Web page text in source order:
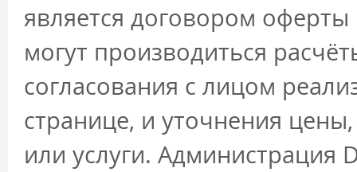
является договором
могут производиться
согласования с лицом
странице, и уточнения
или услуги. Администрация